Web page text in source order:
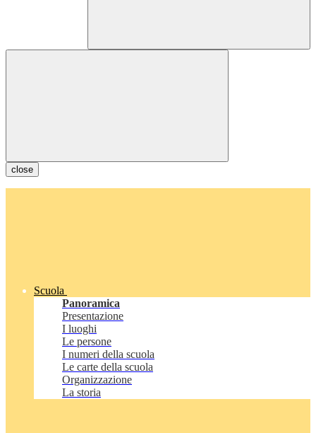
close
Scuola
Panoramica
Presentazione
I luoghi
Le persone
I numeri della scuola
Le carte della scuola
Organizzazione
La storia